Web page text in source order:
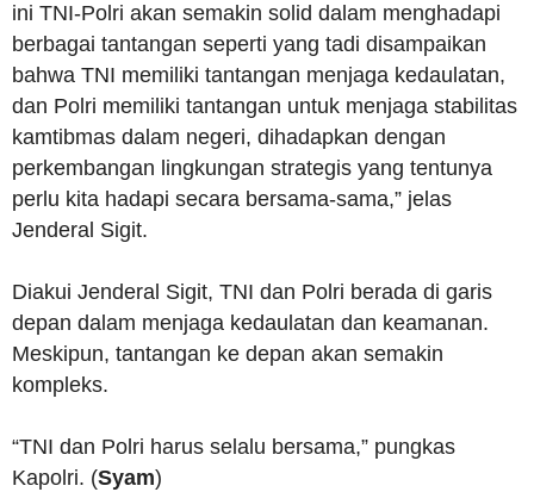
ini TNI-Polri akan semakin solid dalam menghadapi
berbagai tantangan seperti yang tadi disampaikan
bahwa TNI memiliki tantangan menjaga kedaulatan,
dan Polri memiliki tantangan untuk menjaga stabilitas
kamtibmas dalam negeri, dihadapkan dengan
perkembangan lingkungan strategis yang tentunya
perlu kita hadapi secara bersama-sama,” jelas
Jenderal Sigit.
Diakui Jenderal Sigit, TNI dan Polri berada di garis
depan dalam menjaga kedaulatan dan keamanan.
Meskipun, tantangan ke depan akan semakin
kompleks.
“TNI dan Polri harus selalu bersama,” pungkas
Kapolri. (Syam)